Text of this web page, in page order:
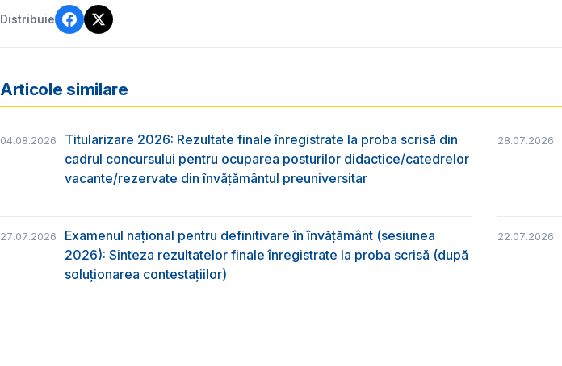
Distribuie
Articole similare
04.08.2026
Titularizare 2026: Rezultate finale înregistrate la proba scrisă din
cadrul concursului pentru ocuparea posturilor didactice/catedrelor
vacante/rezervate din învăţământul preuniversitar
28.07.2026
27.07.2026
Examenul național pentru definitivare în învățământ (sesiunea
2026): Sinteza rezultatelor finale înregistrate la proba scrisă (după
soluționarea contestațiilor)
22.07.2026